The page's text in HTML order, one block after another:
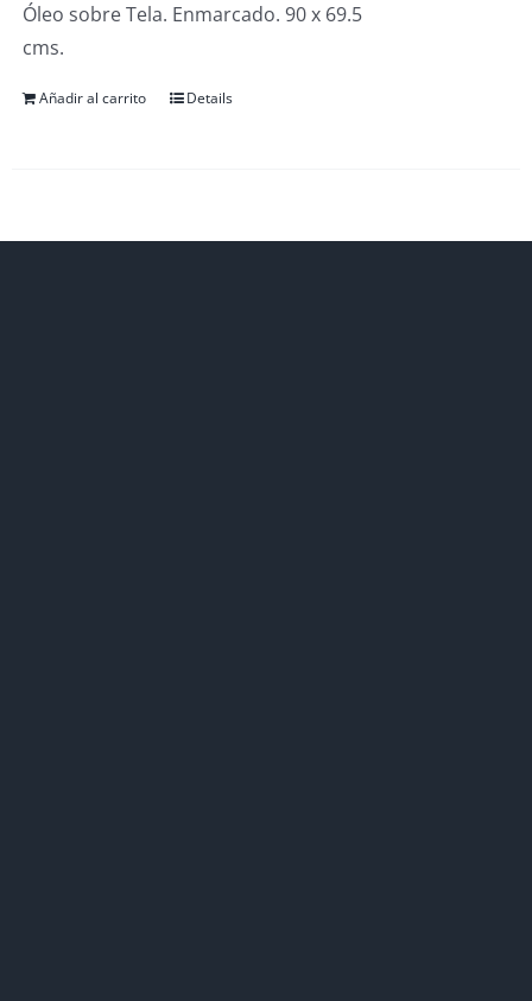
Óleo sobre Tela. Enmarcado. 90 x 69.5
cms.
Añadir al carrito Details